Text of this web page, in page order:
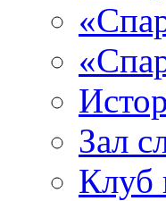
Зал
Клуб